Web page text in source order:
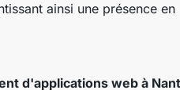
ainsi une présence en
d'applications web à